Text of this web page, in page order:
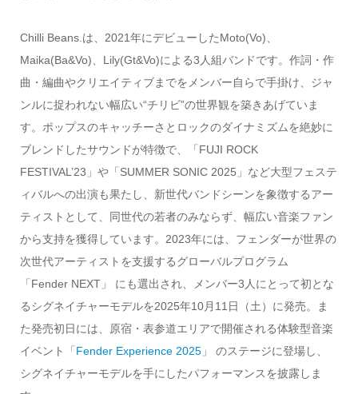
Chilli Beans.は、2021年にデビューしたMoto(Vo)、
Maika(Ba&Vo)、Lily(Gt&Vo)による3人組バンドです。作詞・作
曲・編曲やクリエイティブまでをメンバー自らで手掛け、ジャ
ンルに捉われない幅広い“チリビ”の世界観を築きあげていま
す。ポップスのキャッチーさとロックのダイナミズムを絶妙に
ブレンドしたサウンドが特徴で、「FUJI ROCK
FESTIVAL’23」や「SUMMER SONIC 2025」など大型フェステ
ィバルへの出演も果たし、新世代バンドシーンを象徴するアー
ティストとして、同世代の若者のみならず、幅広い音楽ファン
から支持を獲得しています。2023年には、フェンダーが世界の
次世代アーティストを支援するグローバルプログラム
「Fender NEXT」 にも選出され、メンバー3人にとって初とな
るシグネイチャーモデルを2025年10月11日（土）に発売。ま
た発売初日には、原宿・表参道エリアで開催される体験型音楽
イベント「 Fender Experience 2025」 のステージに登場し、
シグネイチャーモデルを手にしたパフォーマンスを披露しま